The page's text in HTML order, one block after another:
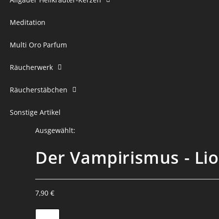
Meditation
Multi Oro Parfum
Räucherwerk
Räucherstäbchen
Sonstige Artikel
Ausgewählt:
Der Vampirismus -
7,90 €